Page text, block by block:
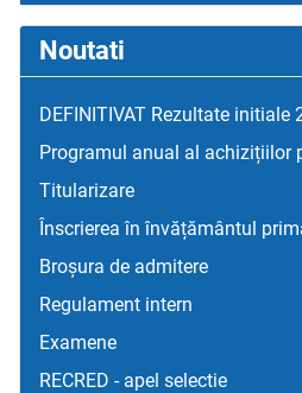
Noutati
DEFINITIVAT Rezultate initiale
Programul anual al achizițiilor
Titularizare
Înscrierea în învățământul
Broșura de admitere
Regulament intern
Examene
RECRED - apel selectie